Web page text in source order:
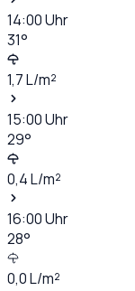
14:00Uhr
31°
1,7L/m²
15:00Uhr
29°
0,4L/m²
16:00Uhr
28°
0,0L/m²